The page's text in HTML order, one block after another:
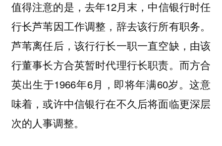
值得注意的是，去年12月末，中信银行时任
行长芦苇因工作调整，辞去该行所有职务。
芦苇离任后，该行行长一职一直空缺，由该
行董事长方合英暂时代理行长职责。而方合
英出生于1966年6月，即将年满60岁。这意
味着，或许中信银行在不久后将面临更深层
次的人事调整。